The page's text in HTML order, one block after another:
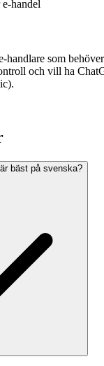
handel
handlare som
och vill ha
bäst på svenska?